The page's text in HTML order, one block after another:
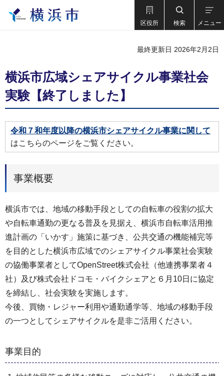
区役所 検索 メニュー
最終更新日 2026年2月2日
横浜市広域シェアサイクル事業社会
実験【終了しました】
令和７和年度以降の横浜市シェアサイクル事業に関して
はこちらのページをご覧ください。
事業概要
横浜市では、地域の移動手段としての自転車の役割の拡大
や自転車通勤の更なる普及を見据え、横浜市自転車活用推
進計画の「いかす」施策に基づき、公共交通の機能補完等
を目的とした横浜市広域でのシェアサイクル事業社会実験
の協働事業者としてOpenStreet株式会社（他連携事業者４
社）及び株式会社ドコモ・バイクシェアと６月10日に協定
を締結し、社会実験を実施します。
今後、買物・レジャー利用や通勤通学等、地域の移動手段
の一つとしてシェアサイクルを是非ご活用ください。
事業目的